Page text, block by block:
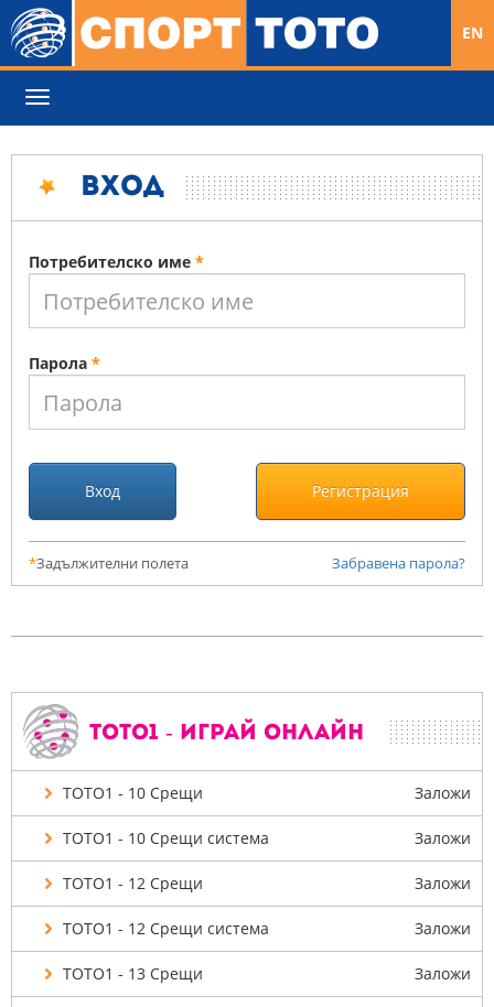
EN
Toggle
navigation
Вход
Потребителско име *
Парола *
Вход Регистрация
*Задължителни полета Забравена парола?
ТОТО1 - Играй онлайн
ТОТО1 - 10 Срещи Заложи
ТОТО1 - 10 Срещи система Заложи
ТОТО1 - 12 Срещи Заложи
ТОТО1 - 12 Срещи система Заложи
ТОТО1 - 13 Срещи Заложи